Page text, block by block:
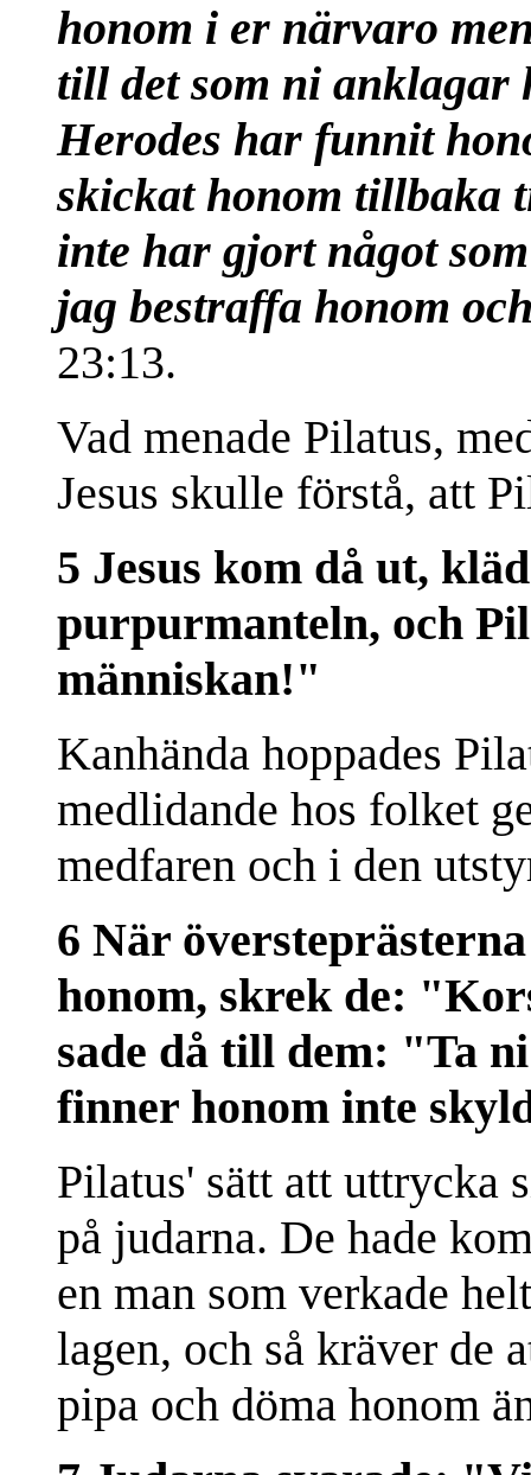
honom i er närvaro
till det som ni
Herodes har funnit
skickat honom tillbaka
inte har gjort något
jag bestraffa honom
23:13.
Vad menade Pilatus,
Jesus skulle förstå, att
5 Jesus kom då ut,
purpurmanteln, och
människan!"
Kanhända hoppades
medlidande hos folket
medfaren och i den
6 När
honom, skrek de:
sade då till dem: "Ta
finner honom inte
Pilatus' sätt att uttrycka
på judarna. De hade
en man som verkade
lagen, och så kräver de
pipa och döma honom